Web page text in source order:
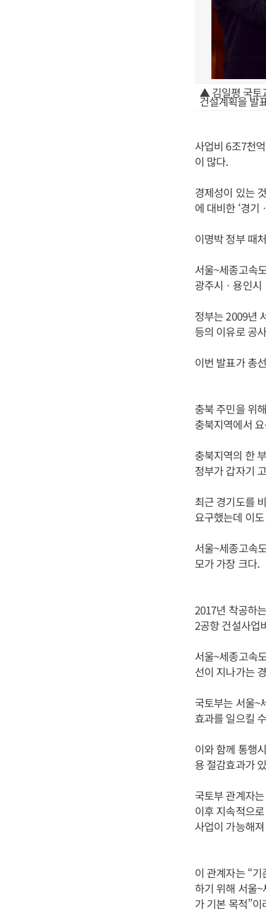
▲ 김일평 국토
건설계획을 발
사업비 6조7천
이 많다.
경제성이 있는
에 대비한 ‘경기
이명박 정부 때
서울~세종고속
광주시ㆍ용인시
정부는 2009년
등의 이유로 공
이번 발표가 총
충북 주민을 위
충북지역에서
충북지역의 한
정부가 갑자기
최근 경기도를
요구했는데 이
서울~세종고속
모가 가장 크다.
2017년 착공하
2공항 건설사업
서울~세종고속
선이 지나가는
국토부는 서울~
효과를 일으킬
이와 함께 통행
용 절감효과가
국토부 관계자
이후 지속적으
사업이 가능해
이 관계자는 “
하기 위해 서울
가 기본 목적”